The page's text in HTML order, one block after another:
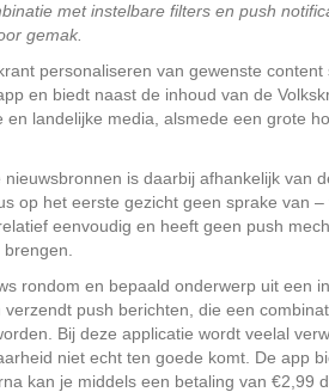
met instelbare filters en push
gemak.
personaliseren van gewenste content
en biedt naast de inhoud van de
landelijke media, alsmede een grote
is daarbij afhankelijk van
op het eerste gezicht geen sprake van
eenvoudig en heeft geen push
rondom en bepaald onderwerp uit een
push berichten, die een
Bij deze applicatie wordt veelal
niet echt ten goede komt. De app
kan je middels een betaling van €2,99